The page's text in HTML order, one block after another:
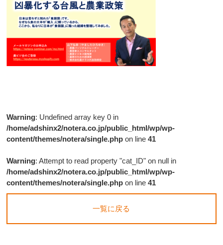
Warning: Undefined array key 0 in
/home/adshinx2/notera.co.jp/public_html/wp/wp-
content/themes/notera/single.php on line41
Warning: Attempt to read property "cat_ID" on null in
/home/adshinx2/notera.co.jp/public_html/wp/wp-
content/themes/notera/single.php on line41
一覧に戻る